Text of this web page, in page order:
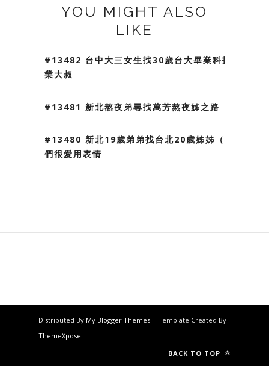
YOU MIGHT ALSO
LIKE
#13482 台中大三女生找30歲台大畢業科技
業大叔
#13481 新北熬夜弟尋找萬芳熬夜姊之路
#13480 新北19歲弟弟找台北20歲姊姊（我
們很愛用表情
Distributed By My Blogger Themes | Template Created By
ThemeXpose
BACK TO TOP